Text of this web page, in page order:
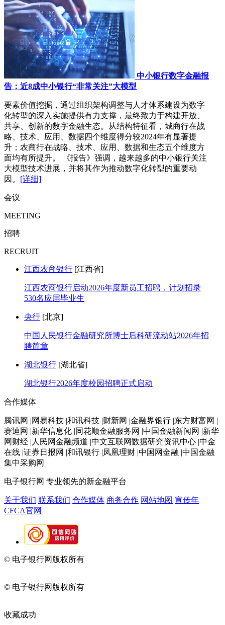
中小银行数字金融报
告：近8成中小银行“非常关注”大模型
要素价值挖掘，通过组织架构调整与人才体系建设为数字
化转型的深入实施提供有力支撑，最终致力于构建开放、
共享、创新的数字金融生态。从结构特征看，城商行在战
略、技术、应用、数据四个维度得分较2024年有显著提
升；农商行在战略、技术、应用、数据和生态五个维度方
面均有所提升。 《报告》强调，越来越多的中小银行关注
大模型技术进展，并将其作为推动数字化转型的重要动
因。 [详细]
会议
MEETING
招聘
RECRUIT
江西农商银行 [江西省]
江西农商银行启动2026年度新员工招聘，计划招录
530名应届毕业生
央行 [北京]
中国人民银行金融研究所博士后科研流动站2026年招
聘简章
湖北银行 [湖北省]
湖北银行2026年度校园招聘正式启动
合作媒体
腾讯网 |网易科技 |和讯科技 |财新网 |金融界银行 |东方财富网 |
赛迪网 |新华信息化 |同花顺金融服务网 |中国金融新闻网 |新华
网财经 |人民网金融频道 |中文互联网数据研究资讯中心 |中金
在线 |证券日报网 |和讯银行 |凤凰理财 |中国网金融 |中国金融
集中采购网
电子银行网 专业领先的新金融平台
关于我们 联系我们 合作媒体 商务合作 网站地图 宣传年
CFCA官网
© 电子银行网版权所有
© 电子银行网版权所有
收藏成功